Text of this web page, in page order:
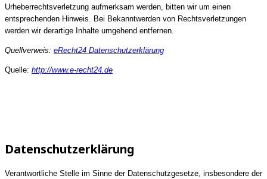
Urheberrechtsverletzung aufmerksam werden, bitten wir um einen
entsprechenden Hinweis. Bei Bekanntwerden von Rechtsverletzungen
werden wir derartige Inhalte umgehend entfernen.
Quellverweis: eRecht24 Datenschutzerklärung
Quelle: http://www.e-recht24.de
Datenschutzerklärung
Verantwortliche Stelle im Sinne der Datenschutzgesetze, insbesondere der